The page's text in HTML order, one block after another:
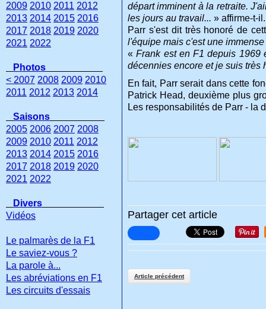
départ imminent à la retraite.
les jours au travail... » affirme-t-il.
Parr s'est dit très honoré de
l'équipe mais c'est une
«Frank est en F1 depuis 1969
décennies encore et je suis très
En fait, Parr serait dans cette
Patrick Head, deuxième plus
Les responsabilités de Parr - la
Partager cet article
Article précédent
2009 2010 2011 2012
2013 2014 2015 2016
2017 2018 2019 2020
2021 2022
Photos
< 2007 2008 2009 2010
2011 2012 2013 2014
Saisons
2005 2006 2007 2008
2009 2010 2011 2012
2013 2014 2015 2016
2017 2018 2019 2020
2021 2022
Divers
Vidéos
Le palmarès de la F1
Le saviez-vous ?
La parole à...
Les abréviations en F1
Les circuits d'essais